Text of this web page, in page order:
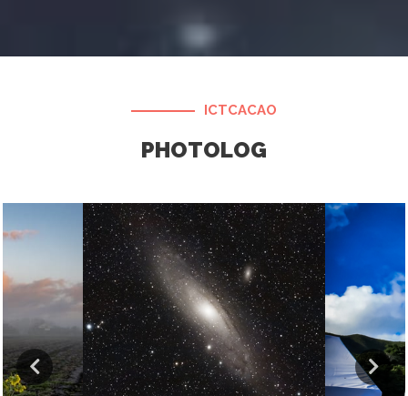
ICTCACAO
PHOTOLOG